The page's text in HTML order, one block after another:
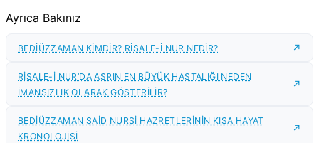
Ayrıca Bakınız
BEDİÜZZAMAN KİMDİR? RİSALE-İ NUR NEDİR?
RİSALE-İ NUR’DA ASRIN EN BÜYÜK HASTALIĞI NEDEN
İMANSIZLIK OLARAK GÖSTERİLİR?
BEDİÜZZAMAN SAİD NURSİ HAZRETLERİNİN KISA HAYAT
KRONOLOJİSİ